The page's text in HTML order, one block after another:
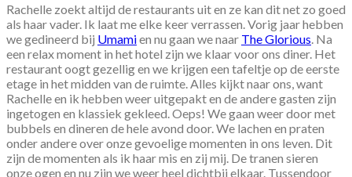
Rachelle zoekt altijd de restaurants uit en ze kan dit net zo goed
als haar vader. Ik laat me elke keer verrassen. Vorig jaar hebben
we gedineerd bij Umamien nu gaan we naar The Glorious. Na
een relax moment in het hotel zijn we klaar voor ons diner. Het
restaurant oogt gezellig en we krijgen een tafeltje op de eerste
etage in het midden van de ruimte. Alles kijkt naar ons, want
Rachelle en ik hebben weer uitgepakt en de andere gasten zijn
ingetogen en klassiek gekleed. Oeps! We gaan weer door met
bubbels en dineren de hele avond door. We lachen en praten
onder andere over onze gevoelige momenten in ons leven. Dit
zijn de momenten als ik haar mis en zij mij. De tranen sieren
onze ogen en nu zijn we weer heel dichtbij elkaar. Tussendoor